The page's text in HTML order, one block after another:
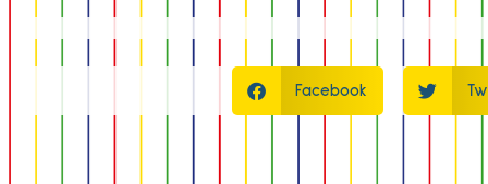
Facebook